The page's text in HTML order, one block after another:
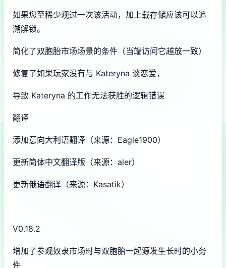
如果您至稀少观过一次该活动，加上载存储应该可以追
溯解锁。
简化了双胞胎市场场景的条件（当端访问它越放一致）
修复了如果玩家没有与 Kateryna 谈恋爱，
导致 Kateryna 的工作无法获胜的逻辑错误
翻译
添加意向大利语翻译（来源：Eagle1900）
更新简体中文翻译版（来源：aler）
更新俄语翻译（来源：Kasatik）
V0.18.2
增加了参观奴隶市场时与双胞胎一起源发生长时的小务
件